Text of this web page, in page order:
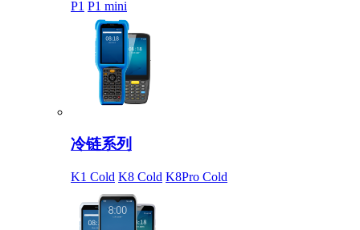
P1 P1 mini
冷链系列
K1 Cold K8 Cold K8Pro Cold